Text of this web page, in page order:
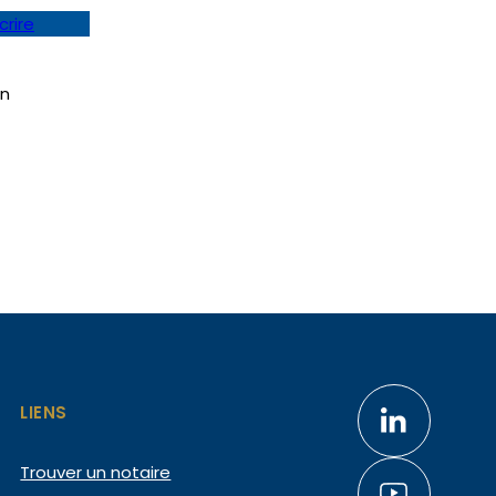
LIENS
Trouver un notaire